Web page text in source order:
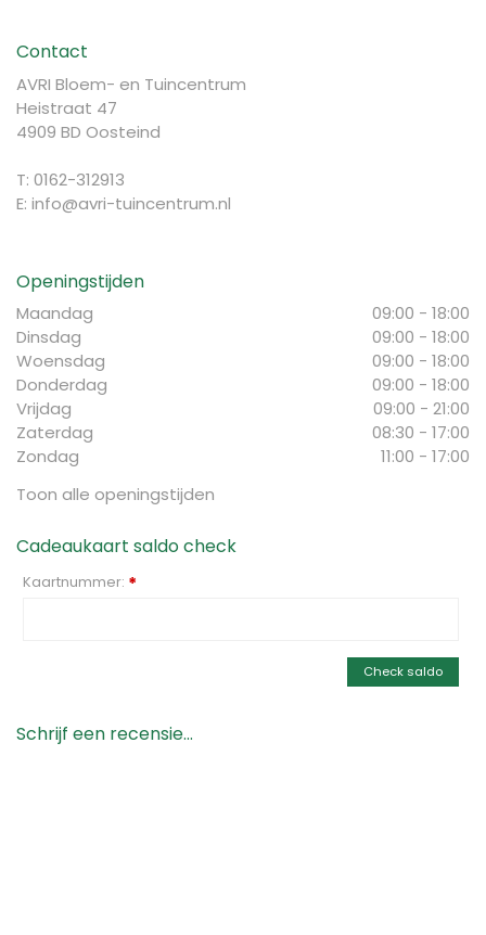
Contact
AVRI Bloem- en Tuincentrum
Heistraat 47
4909 BD Oosteind
T: 0162-312913
E: info@avri-tuincentrum.nl
Openingstijden
Maandag
09:00 - 18:00
Dinsdag
09:00 - 18:00
Woensdag
09:00 - 18:00
Donderdag
09:00 - 18:00
Vrijdag
09:00 - 21:00
Zaterdag
08:30 - 17:00
Zondag
11:00 - 17:00
Toon alle openingstijden
Cadeaukaart saldo check
Kaartnummer: *
Check saldo
Schrijf een recensie...